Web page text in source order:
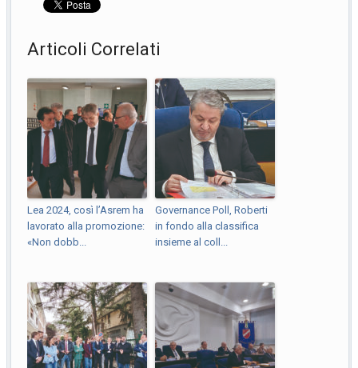
Articoli Correlati
Lea 2024, così l’Asrem ha
lavorato alla promozione:
«Non dobb...
Governance Poll, Roberti
in fondo alla classifica
insieme al coll...